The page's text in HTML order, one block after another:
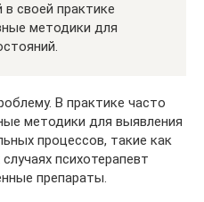
своей практике
методики для
В практике часто
методики для выявления
процессов, такие как
психотерапевт
препараты.